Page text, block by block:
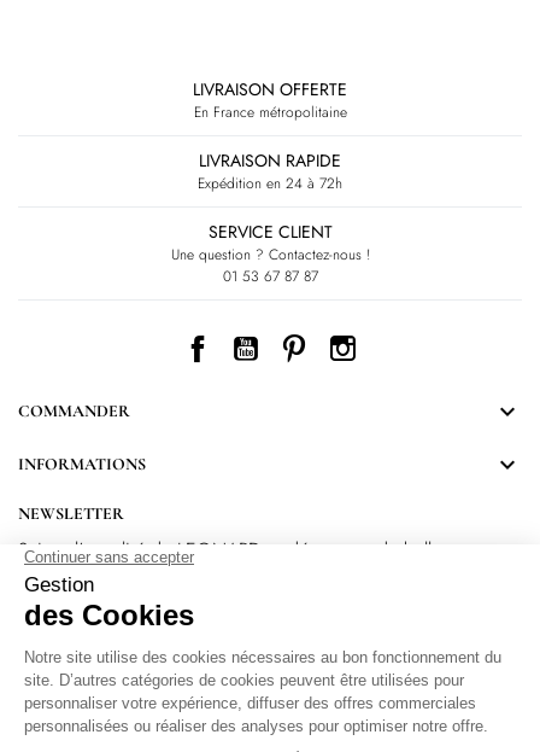
LIVRAISON OFFERTE
En France métropolitaine
LIVRAISON RAPIDE
Expédition en 24 à 72h
SERVICE CLIENT
Une question ? Contactez-nous !
01 53 67 87 87
Facebook
YouTube
PinterestInstagram
COMMANDER 
INFORMATIONS 
NEWSLETTER
Suivez l’actualité de LEONARD et découvrez de belles
surprises.
En vous inscrivant, vous acceptez notre Politique de confidentialité.Protection
des données personnelles.